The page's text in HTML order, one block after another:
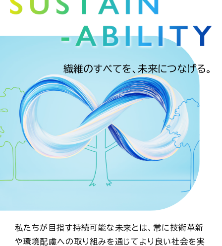
私たちが目指す持続可能な未来とは、常に技術革新
や環境配慮への取り組みを通じてより良い社会を実
繊維のすべてを、未来につなげる。